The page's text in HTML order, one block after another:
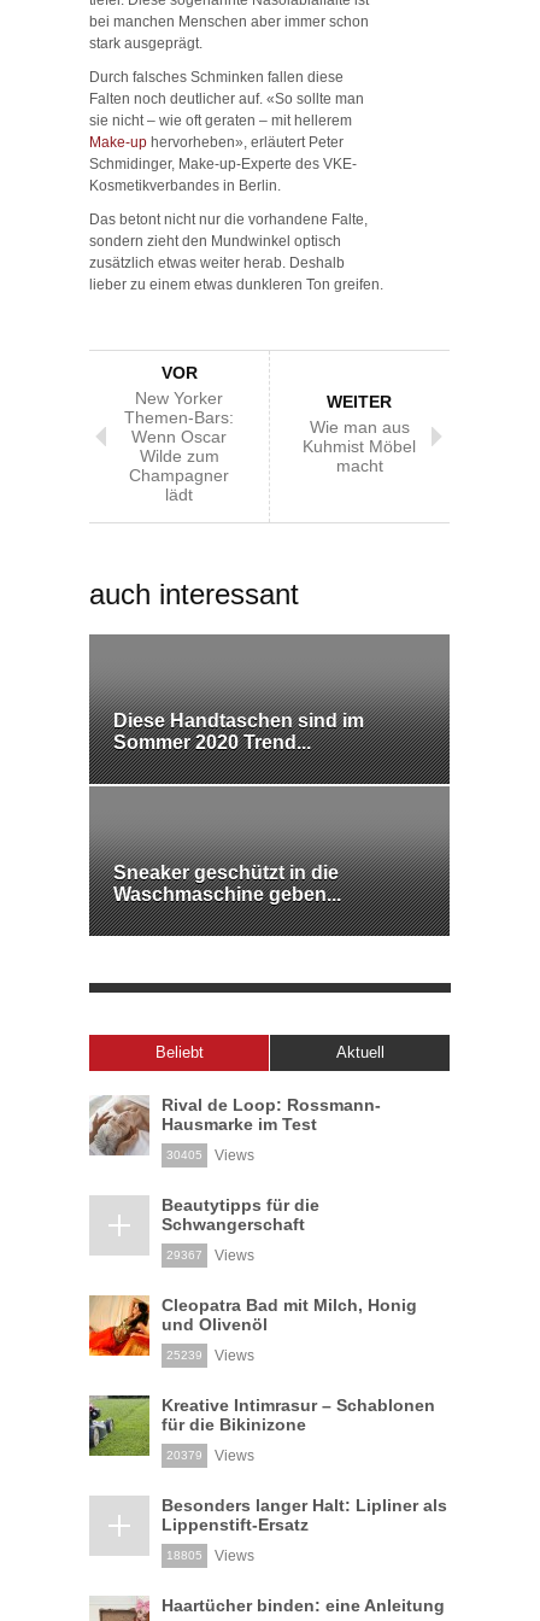
bei manchen Menschen aber immer schon
stark ausgeprägt.
Durch falsches Schminken fallen diese
Falten noch deutlicher auf. «So sollte man
sie nicht – wie oft geraten – mit hellerem
Make-up hervorheben», erläutert Peter
Schmidinger, Make-up-Experte des VKE-
Kosmetikverbandes in Berlin.
Das betont nicht nur die vorhandene Falte,
sondern zieht den Mundwinkel optisch
zusätzlich etwas weiter herab. Deshalb
lieber zu einem etwas dunkleren Ton greifen.
VOR
New Yorker
Themen-Bars:
Wenn Oscar
Wilde zum
Champagner
lädt
WEITER
Wie man aus
Kuhmist Möbel
macht
auch interessant
Diese Handtaschen sind im
Sommer 2020 Trend...
Sneaker geschützt in die
Waschmaschine geben...
Beliebt Aktuell
Rival de Loop: Rossmann-
Hausmarke im Test
30405 Views
Beautytipps für die
Schwangerschaft
29367 Views
Cleopatra Bad mit Milch, Honig
und Olivenöl
25239 Views
Kreative Intimrasur – Schablonen
für die Bikinizone
20379 Views
Besonders langer Halt: Lipliner als
Lippenstift-Ersatz
18805 Views
Haartücher binden: eine Anleitung